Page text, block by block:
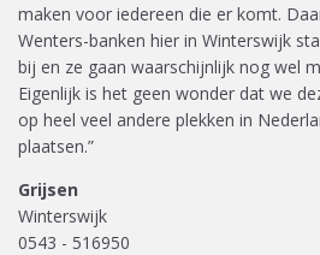
maken voor iedereen die er komt.
Wenters-banken hier in Winterswijk
bij en ze gaan waarschijnlijk nog wel
Eigenlijk is het geen wonder dat we
op heel veel andere plekken in
plaatsen.”
Grijsen
Winterswijk
0543 - 516950